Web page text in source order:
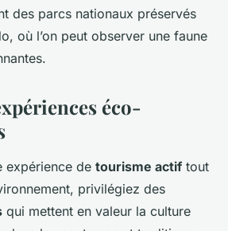
des parcs nationaux préservés
où l’on peut observer une faune
éco-
expérience de tourisme actif tout
privilégiez des
qui mettent en valeur la culture